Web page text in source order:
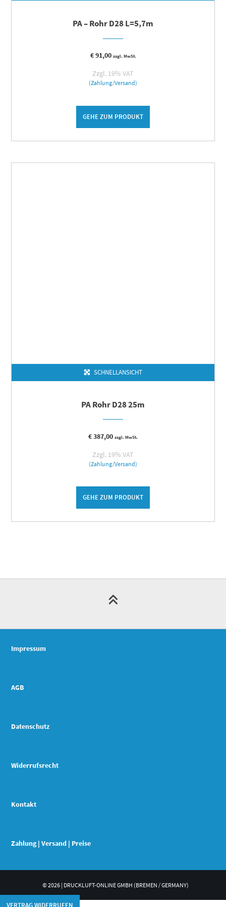
PA – Rohr D28 L=5,7m
€91,00 zzgl. MwSt.
Zzgl. 19% VAT
(Zahlung/Versand)
GEHE ZUM PRODUKT
SCHNELLANSICHT
PA Rohr D28 25m
€387,00 zzgl. MwSt.
Zzgl. 19% VAT
(Zahlung/Versand)
GEHE ZUM PRODUKT
Impressum
AGB
Datenschutz
Widerrufsrecht
Kontakt
Zahlung | Versand | Preise
© 2026 | DRUCKLUFT-ONLINE GMBH (BREMEN / GERMANY)
VERTRAG WIDERRUFEN